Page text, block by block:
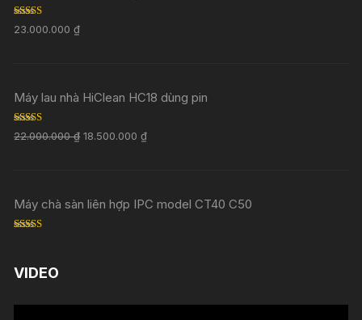
Rated5.00
out of 5
23.000.000₫
Máy lau nhà HiClean HC18 dùng pin
Rated5.00
out of 5
22.000.000₫ 18.500.000₫
Máy chà sàn liên hợp IPC model CT40 C50
VIDEO